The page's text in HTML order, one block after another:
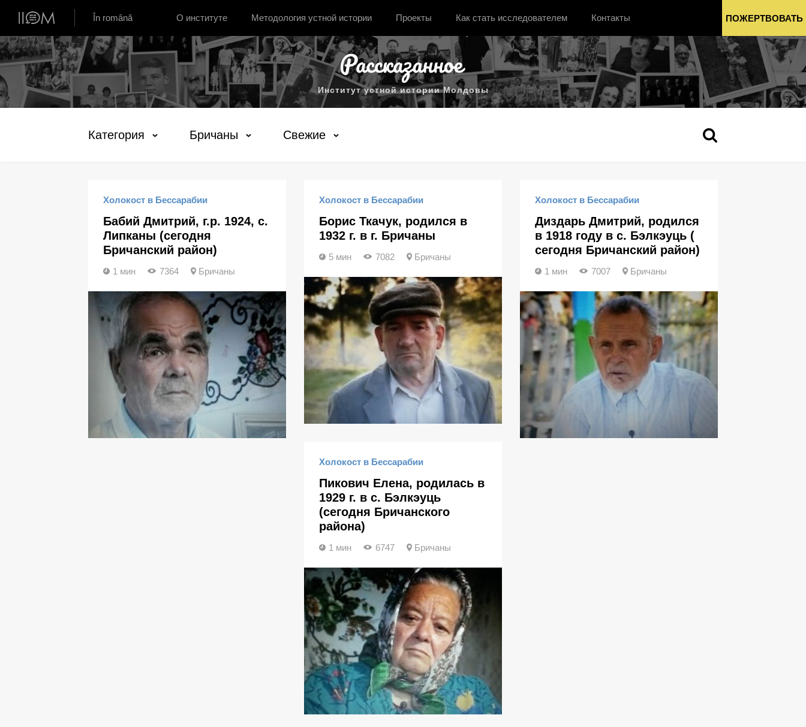
Институт устной истории Молдовы
În română О институте Методология устной истории Проекты Как стать исследователем Контакты ПОЖЕРТВОВАТЬ
Институт устной истории Молдовы
Категория Бричаны Свежие
Холокост в Бессарабии
Бабий Дмитрий, г.р. 1924, с.
Липканы (сегодня
Бричанский район)
1 мин 7364 Бричаны
Холокост в Бессарабии
Борис Ткачук, родился в
1932 г. в г. Бричаны
5 мин 7082 Бричаны
Холокост в Бессарабии
Диздарь Дмитрий, родился
в 1918 году в с. Бэлкэуць (
сегодня Бричанский район)
1 мин 7007 Бричаны
Холокост в Бессарабии
Пикович Елена, родилась в
1929 г. в с. Бэлкэуць
(сегодня Бричанского
района)
1 мин 6747 Бричаны